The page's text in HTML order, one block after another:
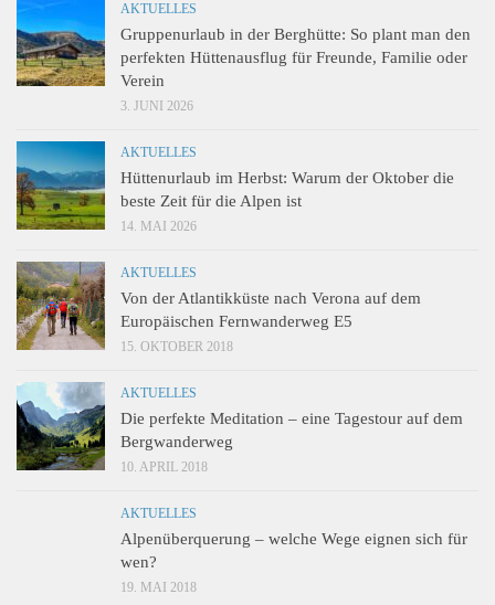
AKTUELLES
Gruppenurlaub in der Berghütte: So plant man den
perfekten Hüttenausflug für Freunde, Familie oder
Verein
3. JUNI 2026
AKTUELLES
Hüttenurlaub im Herbst: Warum der Oktober die
beste Zeit für die Alpen ist
14. MAI 2026
AKTUELLES
Von der Atlantikküste nach Verona auf dem
Europäischen Fernwanderweg E5
15. OKTOBER 2018
AKTUELLES
Die perfekte Meditation – eine Tagestour auf dem
Bergwanderweg
10. APRIL 2018
AKTUELLES
Alpenüberquerung – welche Wege eignen sich für
wen?
19. MAI 2018